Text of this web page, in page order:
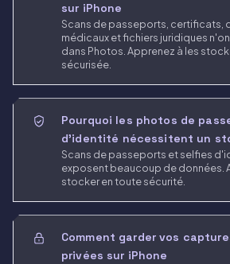
sur iPhone
Scans de passeports, certificats,
médicaux et fichiers juridiques
dans Photos. Apprenez à les
sécurisée.
Pourquoi les photos de
d'identité nécessitent un
Scans de passeports et selfies
exposent beaucoup de données.
stocker en toute sécurité.
Comment garder vos
privées sur iPhone